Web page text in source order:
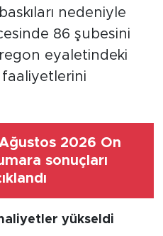
nedeniyle
86 şubesini
eyaletindeki
2026 On
sonuçları
yükseldi